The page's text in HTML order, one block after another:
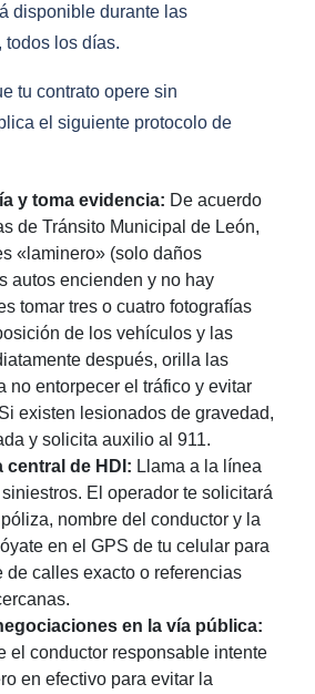
disponible durante las
todos los días.
tu contrato opere sin
el siguiente protocolo de
y toma evidencia: De acuerdo
de Tránsito Municipal de León,
«laminero» (solo daños
autos encienden y no hay
tomar tres o cuatro fotografías
de los vehículos y las
después, orilla las
no entorpecer el tráfico y evitar
existen lesionados de gravedad,
y solicita auxilio al 911.
central de HDI: Llama a la línea
El operador te solicitará
nombre del conductor y la
en el GPS de tu celular para
de calles exacto o referencias
en la vía pública:
el conductor responsable intente
en efectivo para evitar la